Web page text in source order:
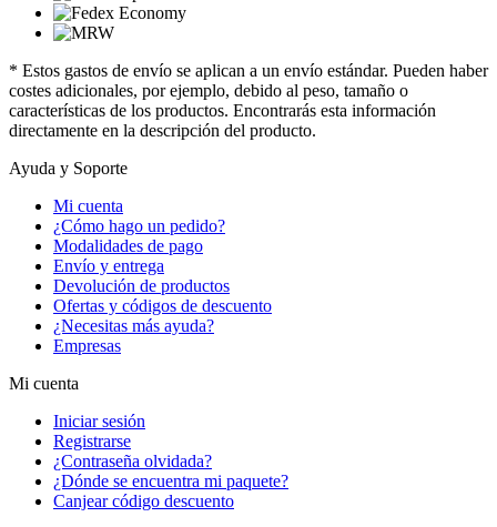
* Estos gastos de envío se aplican a un envío estándar. Pueden haber
costes adicionales, por ejemplo, debido al peso, tamaño o
características de los productos. Encontrarás esta información
directamente en la descripción del producto.
Ayuda y Soporte
Mi cuenta
¿Cómo hago un pedido?
Modalidades de pago
Envío y entrega
Devolución de productos
Ofertas y códigos de descuento
¿Necesitas más ayuda?
Empresas
Mi cuenta
Iniciar sesión
Registrarse
¿Contraseña olvidada?
¿Dónde se encuentra mi paquete?
Canjear código descuento